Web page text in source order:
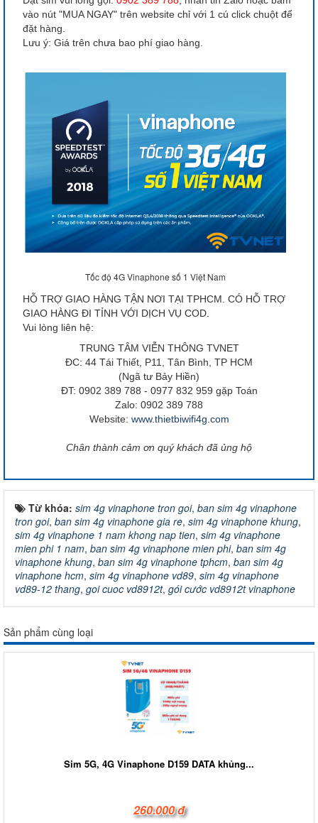
vào nút "MUA NGAY" trên website chỉ với 1 cú click chuột để
đặt hàng.
Lưu ý: Giá trên chưa bao phí giao hàng.
Tốc độ 4G Vinaphone số 1 Việt Nam
HỖ TRỢ GIAO HÀNG TẬN NƠI TẠI TPHCM. CÓ HỖ TRỢ
GIAO HÀNG ĐI TỈNH VỚI DỊCH VỤ COD.
Vui lòng liên hệ:
TRUNG TÂM VIỄN THÔNG TVNET
ĐC: 44 Tái Thiết, P11, Tân Bình, TP HCM
(Ngã tư Bảy Hiền)
ĐT: 0902 389 788 - 0977 832 959 gặp Toán
Zalo: 0902 389 788
Website: www.thietbiwifi4g.com
Chân thành cảm ơn quý khách đã ủng hộ
Từ khóa: sim 4g vinaphone tron goi, ban sim 4g vinaphone
tron goi, ban sim 4g vinaphone gia re, sim 4g vinaphone khung,
sim 4g vinaphone 1 nam khong nap tien, sim 4g vinaphone
mien phi 1 nam, ban sim 4g vinaphone mien phi, ban sim 4g
vinaphone khung, ban sim 4g vinaphone tphcm, ban sim 4g
vinaphone hcm, sim 4g vinaphone vd89, sim 4g vinaphone
vd89-12 thang, goi cuoc vd8912t, gói cước vd8912t vinaphone
Sản phẩm cùng loại
Sim 5G, 4G Vinaphone D159 DATA khủng...
260.000 đ